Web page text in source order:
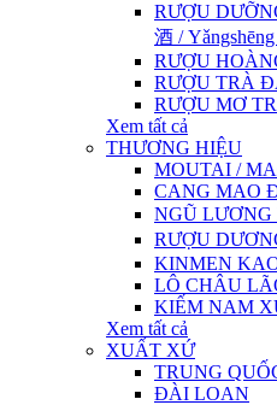
RƯỢU
酒 / Yǎngshēng
RƯỢU
RƯỢU TRÀ
RƯỢU MƠ
Xem tất cả
THƯƠNG HIỆU
MOUTAI /
CANG MAO
NGŨ
RƯỢU
KINMEN
LÔ CHÂU
KIẾM NAM
Xem tất cả
XUẤT XỨ
TRUNG
ĐÀI LOAN